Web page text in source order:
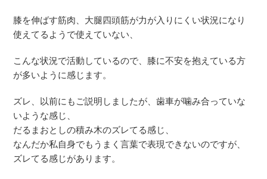
膝を伸ばす筋肉、大腿四頭筋が力が入りにくい状況になり
使えてるようで使えていない、
こんな状況で活動しているので、膝に不安を抱えている方
が多いように感じます。
ズレ、以前にもご説明しましたが、歯車が噛み合っていな
いような感じ、
だるまおとしの積み木のズレてる感じ、
なんだか私自身でもうまく言葉で表現できないのですが、
ズレてる感じがあります。